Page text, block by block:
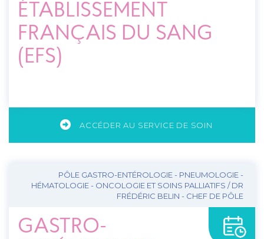
ÉTABLISSEMENT
FRANÇAIS DU SANG
(EFS)
ACCÉDER AU SERVICE DE SOIN
PÔLE GASTRO-ENTÉROLOGIE - PNEUMOLOGIE -
HÉMATOLOGIE - ONCOLOGIE ET SOINS PALLIATIFS / DR
FRÉDÉRIC BELIN - CHEF DE PÔLE
GASTRO-